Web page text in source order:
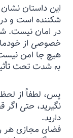
این داستان
شکننده است و
در امان نیست.
خصوصی از خودمان
هیچ جا امن
به شدت تحت
پس، لطفاً از
نگیرید، حتی اگر
دارید.
فضای مجازی هر